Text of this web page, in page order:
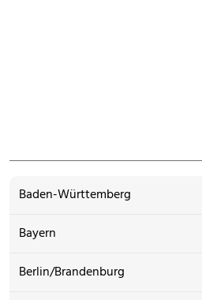
Baden-Württemberg
Bayern
Berlin/Brandenburg